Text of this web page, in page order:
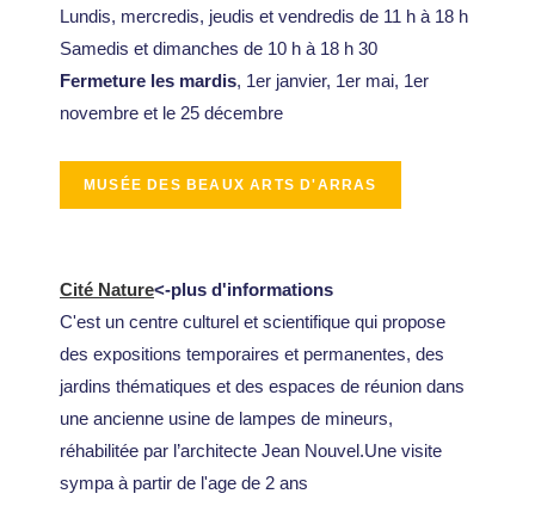
Lundis, mercredis, jeudis et vendredis de 11 h à 18 h
Samedis et dimanches de 10 h à 18 h 30
Fermeture les mardis, 1er janvier, 1er mai, 1er
novembre et le 25 décembre
Cité Nature<-plus d'informations
C'est un centre culturel et scientifique qui propose
des expositions temporaires et permanentes, des
jardins thématiques et des espaces de réunion dans
une ancienne usine de lampes de mineurs,
réhabilitée par l’architecte Jean Nouvel.Une visite
sympa à partir de l'age de 2 ans